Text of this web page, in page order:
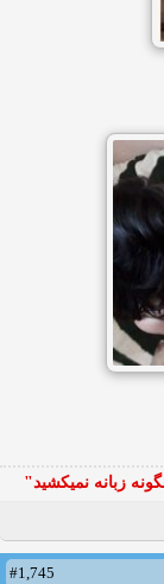
زبانه نميكشيد"
#1,745